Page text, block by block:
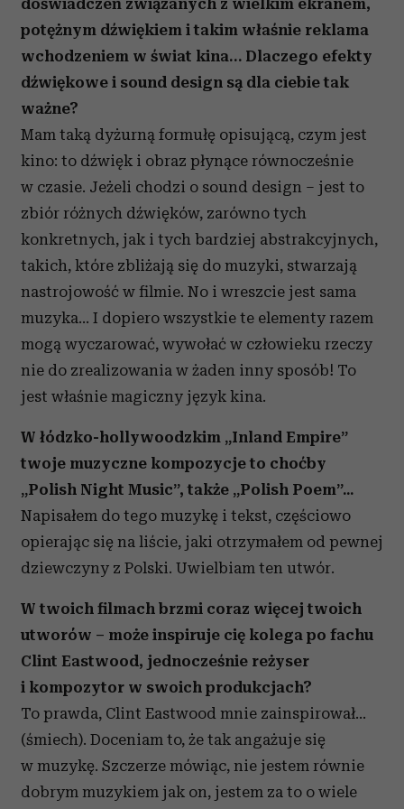
korzystania z ich usług.
doświadczeń związanych z wielkim ekranem,
potężnym dźwiękiem i takim właśnie reklama
wchodzeniem w świat kina… Dlaczego efekty
dźwiękowe i sound design są dla ciebie tak
ważne?
Mam taką dyżurną formułę opisującą, czym jest
kino: to dźwięk i obraz płynące równocześnie
w czasie. Jeżeli chodzi o sound design – jest to
zbiór różnych dźwięków, zarówno tych
konkretnych, jak i tych bardziej abstrakcyjnych,
takich, które zbliżają się do muzyki, stwarzają
nastrojowość w filmie. No i wreszcie jest sama
muzyka… I dopiero wszystkie te elementy razem
mogą wyczarować, wywołać w człowieku rzeczy
nie do zrealizowania w żaden inny sposób! To
jest właśnie magiczny język kina.
W łódzko-hollywoodzkim „Inland Empire”
twoje muzyczne kompozycje to choćby
„Polish Night Music”, także „Polish Poem”...
Napisałem do tego muzykę i tekst, częściowo
opierając się na liście, jaki otrzymałem od pewnej
dziewczyny z Polski. Uwielbiam ten utwór.
W twoich filmach brzmi coraz więcej twoich
utworów – może inspiruje cię kolega po fachu
Clint Eastwood, jednocześnie reżyser
i kompozytor w swoich produkcjach?
To prawda, Clint Eastwood mnie zainspirował…
(śmiech). Doceniam to, że tak angażuje się
w muzykę. Szczerze mówiąc, nie jestem równie
dobrym muzykiem jak on, jestem za to o wiele